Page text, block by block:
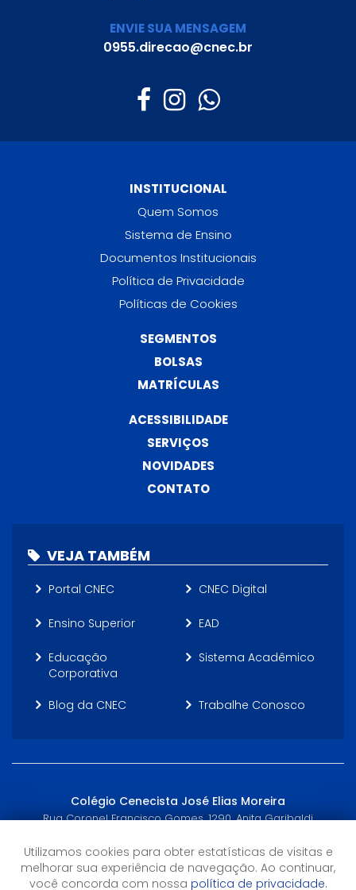
ENVIE SUA MENSAGEM
0955.direcao@cnec.br
INSTITUCIONAL
Quem Somos
Sistema de Ensino
Documentos Institucionais
Política de Privacidade
Políticas de Cookies
SEGMENTOS
BOLSAS
MATRÍCULAS
ACESSIBILIDADE
SERVIÇOS
NOVIDADES
CONTATO
VEJA TAMBÉM
Portal CNEC CNEC Digital
Ensino Superior EAD
Educação
Corporativa
Sistema Acadêmico
Blog da CNEC Trabalhe Conosco
Colégio Cenecista José Elias Moreira
Rua Coronel Francisco Gomes, 1290, Anita Garibaldi
Horário de Atendimento
Utilizamos cookies para obter estatísticas de visitas e
melhorar sua experiência de navegação. Ao continuar,
você concorda com nossa política de privacidade.